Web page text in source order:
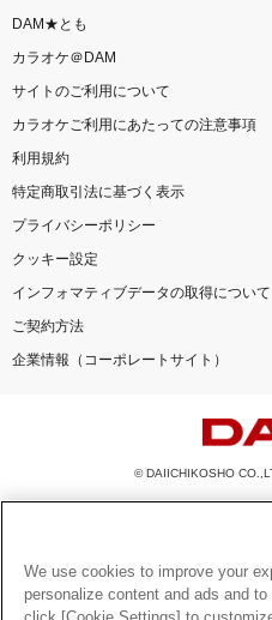
DAM★とも
カラオケ＠DAM
サイトのご利用について
カラオケご利用にあたっての注意事項
利用規約
特定商取引法に基づく表示
プライバシーポリシー
クッキー設定
インフォマティブデータの取得について
ご契約方法
企業情報（コーポレートサイト）
© DAIICHIKOSHO
このサイトに掲載されている一切の文章
を問わず、著作権法の定める範囲を超え
とを禁じます。
楽曲及びコンテンツは、機種によりご利用
We use cookies to improve your
personalize content and ads and